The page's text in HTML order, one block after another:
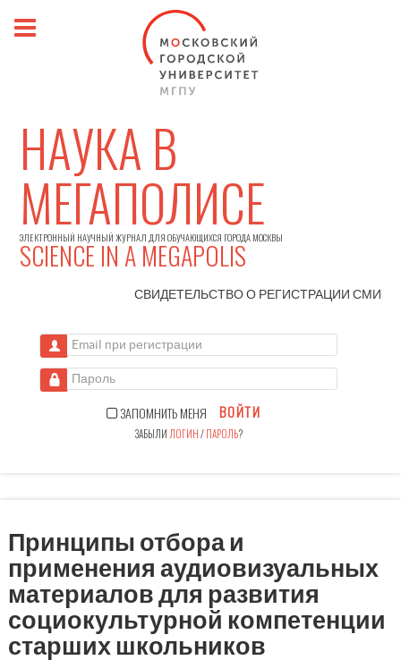
НАУКА В
МЕГАПОЛИСЕ
ЭЛЕКТРОННЫЙ НАУЧНЫЙ ЖУРНАЛ ДЛЯ ОБУЧАЮЩИХСЯ ГОРОДА МОСКВЫ
SCIENCE IN A MEGAPOLIS
СВИДЕТЕЛЬСТВО О РЕГИСТРАЦИИСМИ
Email при регистрации
Пароль
ЗАПОМНИТЬ МЕНЯ ВОЙТИ
ЗАБЫЛИ ЛОГИН/ПАРОЛЬ?
Принципы отбора и
применения аудиовизуальных
материалов для развития
социокультурной компетенции
старших школьников